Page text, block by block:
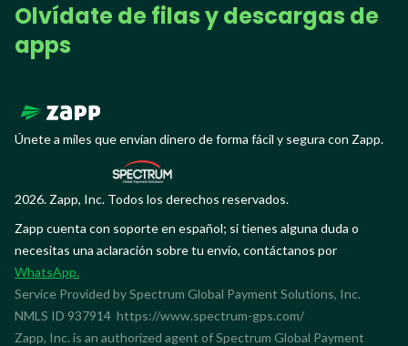
Olvídate de filas y descargas de
apps
Únete a miles que envían dinero de forma fácil y segura con Zapp.
2026. Zapp, Inc. Todos los derechos reservados.
Zapp cuenta con soporte en español; si tienes alguna duda o
necesitas una aclaración sobre tu envío, contáctanos por
WhatsApp.
Service Provided by Spectrum Global Payment Solutions, Inc.
NMLS ID 937914 https://www.spectrum-gps.com/
Zapp, Inc. is an authorized agent of Spectrum Global Payment